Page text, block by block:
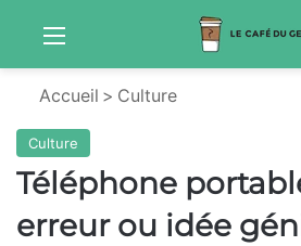
Accueil > Culture
Culture
Téléphone
erreur ou idée